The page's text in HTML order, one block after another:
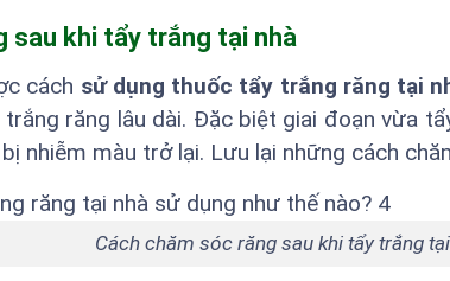
sau khi tẩy trắng tại nhà
cách sử dụng thuốc tẩy trắng răng tại
răng lâu dài. Đặc biệt giai đoạn vừa
nhiễm màu trở lại. Lưu lại những cách
Cách chăm sóc răng sau khi tẩy trắng